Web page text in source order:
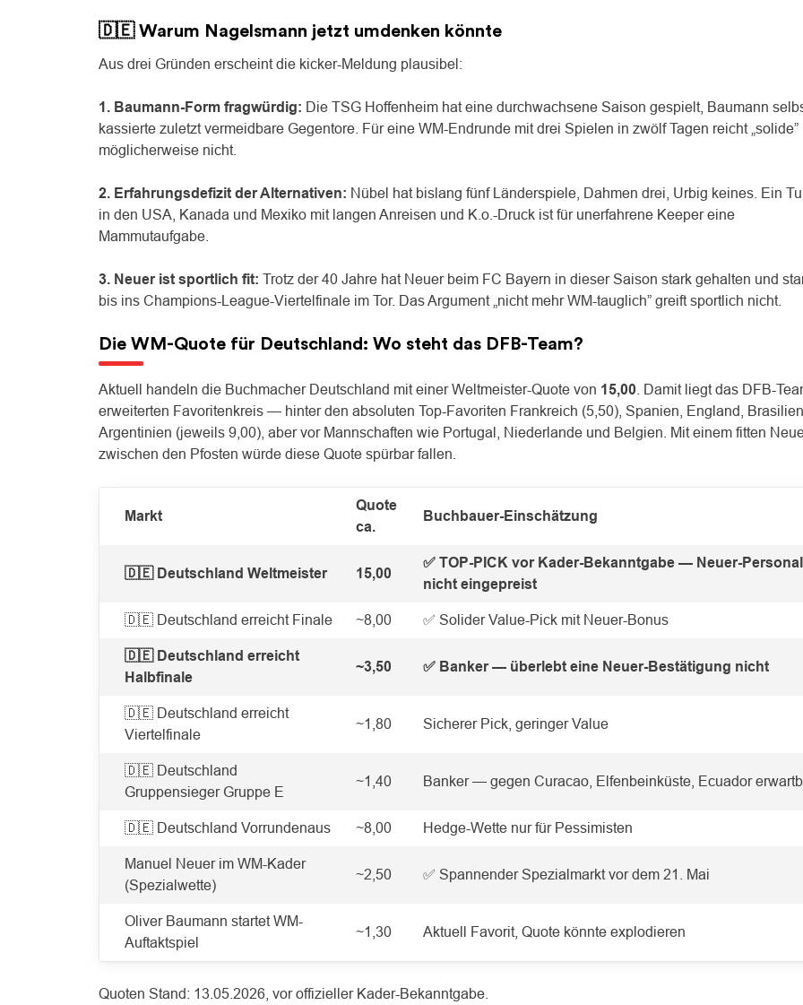
🇩🇪 Warum Nagelsmann jetzt umdenken könnte
Aus drei Gründen erscheint die kicker-Meldung plausibel:
1. Baumann-Form fragwürdig: Die TSG Hoffenheim hat eine durchwachsene Saison gespielt, Baumann
kassierte zuletzt vermeidbare Gegentore. Für eine WM-Endrunde mit drei Spielen in zwölf Tagen reicht „solide”
möglicherweise nicht.
2. Erfahrungsdefizit der Alternativen: Nübel hat bislang fünf Länderspiele, Dahmen drei, Urbig keines. Ein
in den USA, Kanada und Mexiko mit langen Anreisen und K.o.-Druck ist für unerfahrene Keeper eine
Mammutaufgabe.
3. Neuer ist sportlich fit: Trotz der 40 Jahre hat Neuer beim FC Bayern in dieser Saison stark gehalten und
bis ins Champions-League-Viertelfinale im Tor. Das Argument „nicht mehr WM-tauglich” greift sportlich nicht.
Die WM-Quote für Deutschland: Wo steht das DFB-Team?
Aktuell handeln die Buchmacher Deutschland mit einer Weltmeister-Quote von 15,00 . Damit liegt das DFB-
erweiterten Favoritenkreis — hinter den absoluten Top-Favoriten Frankreich (5,50), Spanien, England,
Argentinien (jeweils 9,00), aber vor Mannschaften wie Portugal, Niederlande und Belgien. Mit einem fitten
zwischen den Pfosten würde diese Quote spürbar fallen.
Markt
Quote
ca.
Buchbauer-Einschätzung
🇩🇪 Deutschland Weltmeister 15,00
✅ TOP-PICK vor Kader-Bekanntgabe — Neuer-
nicht eingepreist
🇩🇪 Deutschland erreicht Finale ~8,00 ✅ Solider Value-Pick mit Neuer-Bonus
🇩🇪 Deutschland erreicht
Halbfinale
~3,50 ✅ Banker — überlebt eine Neuer-Bestätigung nicht
🇩🇪 Deutschland erreicht
Viertelfinale
~1,80 Sicherer Pick, geringer Value
🇩🇪 Deutschland
Gruppensieger Gruppe E
~1,40 Banker — gegen Curacao, Elfenbeinküste, Ecuador
🇩🇪 Deutschland Vorrundenaus ~8,00 Hedge-Wette nur für Pessimisten
Manuel Neuer im WM-Kader
(Spezialwette)
~2,50 ✅ Spannender Spezialmarkt vor dem 21. Mai
Oliver Baumann startet WM-
Auftaktspiel
~1,30 Aktuell Favorit, Quote könnte explodieren
Quoten Stand: 13.05.2026, vor offizieller Kader-Bekanntgabe.